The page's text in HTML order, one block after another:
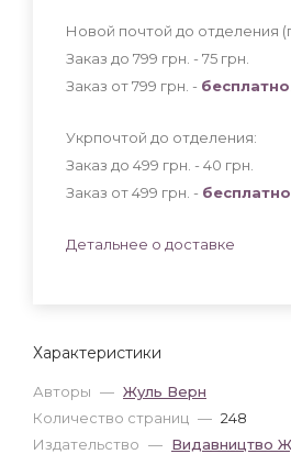
Характеристики
Авторы — Жуль Верн
Количество страниц — 248
Издательство — Видавництво
Новой почтой до отделения
Заказ до 799 грн. - 75 грн
Заказ от 799 грн. - бесплатно
Укрпочтой до отделения:
Заказ до 499 грн. - 40 грн
Заказ от 499 грн. - бесплатно
Детальнее о доставке